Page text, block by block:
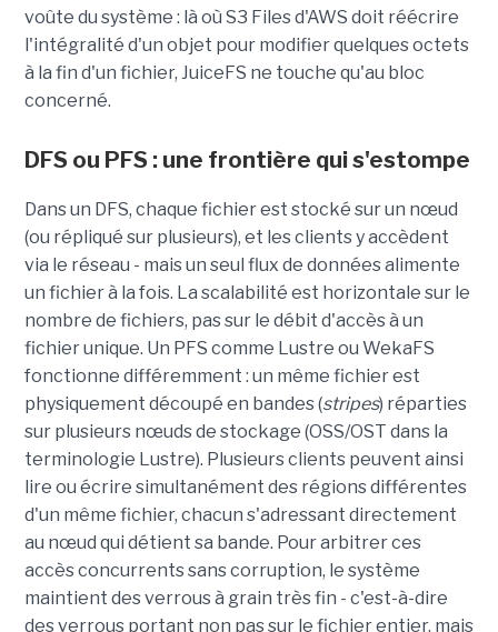
voûte du système : là où S3 Files d'AWS doit réécrire
l'intégralité d'un objet pour modifier quelques octets
à la fin d'un fichier, JuiceFS ne touche qu'au bloc
concerné.
DFS ou PFS : une frontière qui s'estompe
Dans un DFS, chaque fichier est stocké sur un nœud
(ou répliqué sur plusieurs), et les clients y accèdent
via le réseau - mais un seul flux de données alimente
un fichier à la fois. La scalabilité est horizontale sur le
nombre de fichiers, pas sur le débit d'accès à un
fichier unique. Un PFS comme Lustre ou WekaFS
fonctionne différemment : un même fichier est
physiquement découpé en bandes (stripes) réparties
sur plusieurs nœuds de stockage (OSS/OST dans la
terminologie Lustre). Plusieurs clients peuvent ainsi
lire ou écrire simultanément des régions différentes
d'un même fichier, chacun s'adressant directement
au nœud qui détient sa bande. Pour arbitrer ces
accès concurrents sans corruption, le système
maintient des verrous à grain très fin - c'est-à-dire
des verrous portant non pas sur le fichier entier, mais